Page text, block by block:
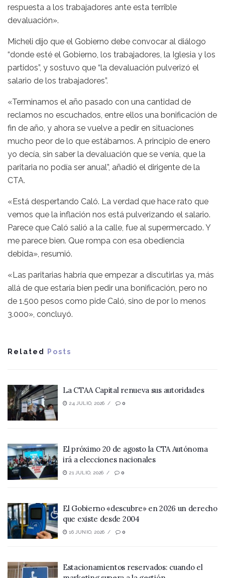
respuesta a los trabajadores ante esta terrible
devaluación».
Micheli dijo que el Gobierno debe convocar al diálogo
“donde esté el Gobierno, los trabajadores, la Iglesia y los
partidos”, y sostuvo que “la devaluación pulverizó el
salario de los trabajadores”.
«Terminamos el año pasado con una cantidad de
reclamos no escuchados, entre ellos una bonificación de
fin de año, y ahora se vuelve a pedir en situaciones
mucho peor de lo que estábamos. A principio de enero
yo decía, sin saber la devaluación que se venía, que la
paritaria no podía ser anual”, añadió el dirigente de la
CTA.
«Está despertando Caló. La verdad que hace rato que
vemos que la inflación nos está pulverizando el salario.
Parece que Caló salió a la calle, fue al supermercado. Y
me parece bien. Que rompa con esa obediencia
debida», resumió.
«Las paritarias habría que empezar a discutirlas ya, más
allá de que estaría bien pedir una bonificación, pero no
de 1.500 pesos como pide Caló, sino de por lo menos
3.000», concluyó.
Related Posts
La CTAA Capital renueva sus autoridades
24 JULIO, 2026 0
El próximo 20 de agosto la CTA Autónoma
irá a elecciones nacionales
21 JULIO, 2026 0
El Gobierno «descubre» en 2026 un derecho
que existe desde 2004
16 JUNIO, 2026 0
Estacionamientos reservados: cuando el